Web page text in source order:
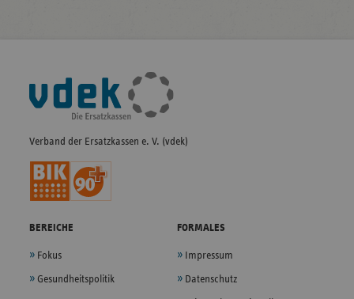
Fußleisten-
Navigation
Verband der Ersatzkassen e. V. (vdek)
BEREICHE
Fokus
Gesundheitspolitik
FORMALES
Impressum
Datenschutz